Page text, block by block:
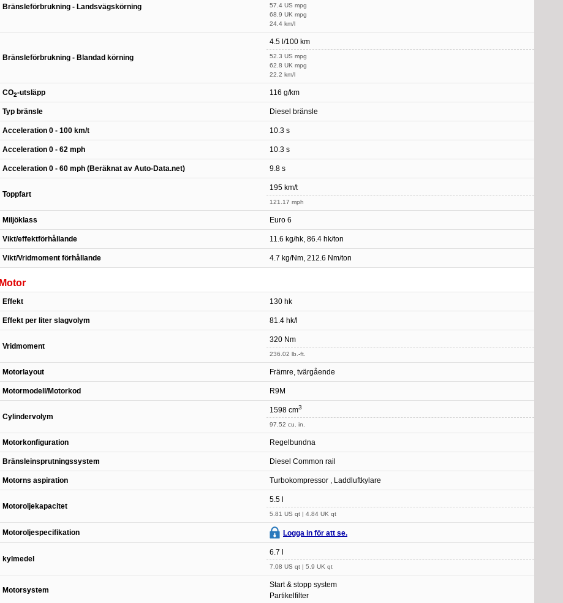
Bränsleförbrukning - Landsvägskörning
57.4 US mpg
68.9 UK mpg
24.4 km/l
Bränsleförbrukning - Blandad körning
4.5 l/100 km
52.3 US mpg
62.8 UK mpg
22.2 km/l
CO2-utsläpp 116 g/km
Typ bränsle Diesel bränsle
Acceleration 0 - 100 km/t 10.3 s
Acceleration 0 - 62 mph 10.3 s
Acceleration 0 - 60 mph (Beräknat av Auto-Data.net) 9.8 s
Toppfart
195 km/t
121.17 mph
Miljöklass Euro 6
Vikt/effektförhållande 11.6 kg/hk, 86.4 hk/ton
Vikt/Vridmoment förhållande 4.7 kg/Nm, 212.6 Nm/ton
Motor
Effekt 130 hk
Effekt per liter slagvolym 81.4 hk/l
Vridmoment
320 Nm
236.02 lb.-ft.
Motorlayout Främre, tvärgående
Motormodell/Motorkod R9M
Cylindervolym
1598 cm3
97.52 cu. in.
Motorkonfiguration Regelbundna
Bränsleinsprutningssystem Diesel Common rail
Motorns aspiration Turbokompressor , Laddluftkylare
Motoroljekapacitet
5.5 l
5.81 US qt | 4.84 UK qt
Motoroljespecifikation Logga in för att se.
kylmedel
6.7 l
7.08 US qt | 5.9 UK qt
Motorsystem
Start & stopp system
Partikelfilter